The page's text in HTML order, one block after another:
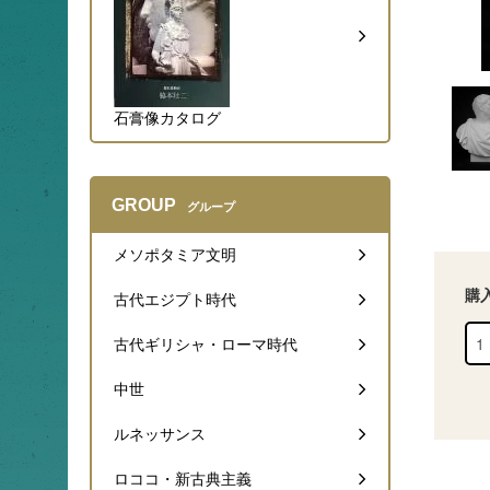
購
石膏像カタログ
GROUP グループ
メソポタミア文明
古代エジプト時代
古代ギリシャ・ローマ時代
中世
ルネッサンス
ロココ・新古典主義